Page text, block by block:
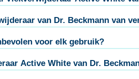
van Dr. Beckmann van
voor elk gebruik?
Active White van Dr.